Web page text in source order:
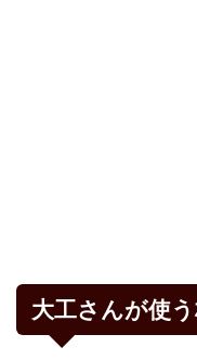
大工さんが使